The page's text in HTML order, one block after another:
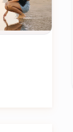
esa noche
Argenti